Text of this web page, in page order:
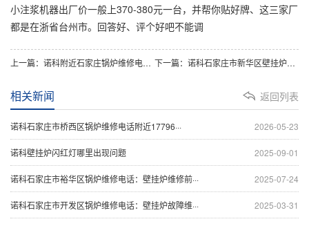
小注浆机器出厂价一般上370-380元一台，并帮你贴好牌、这三家厂
都是在浙省台州市。回答好、评个好吧不能调
上一篇：诺科附近石家庄锅炉维修电话：出现菲斯曼锅炉故障代怎么故障原因说明种解决方 下一篇：诺科石家庄市新华区壁挂炉维修：出现威能锅炉温度如何显示怎么故障原因说明种解决方
返回列表
相关新闻
2026-05-23
诺科石家庄市桥西区锅炉维修电话附近17796···
2025-09-01
诺科壁挂炉闪红灯哪里出现问题
2025-07-24
诺科石家庄市裕华区锅炉维修电话：壁挂炉维修前···
2025-03-31
诺科石家庄市开发区锅炉维修电话：壁挂炉故障维···